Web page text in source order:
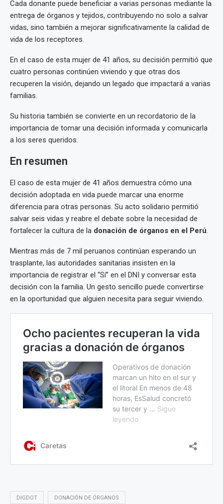
Cada donante puede beneficiar a varias personas mediante la
entrega de órganos y tejidos, contribuyendo no solo a salvar
vidas, sino también a mejorar significativamente la calidad de
vida de los receptores.
En el caso de esta mujer de 41 años, su decisión permitió que
cuatro personas continúen viviendo y que otras dos
recuperen la visión, dejando un legado que impactará a varias
familias.
Su historia también se convierte en un recordatorio de la
importancia de tomar una decisión informada y comunicarla
a los seres queridos.
En resumen
El caso de esta mujer de 41 años demuestra cómo una
decisión adoptada en vida puede marcar una enorme
diferencia para otras personas. Su acto solidario permitió
salvar seis vidas y reabre el debate sobre la necesidad de
fortalecer la cultura de la donación de órganos en el Perú.
Mientras más de 7 mil peruanos continúan esperando un
trasplante, las autoridades sanitarias insisten en la
importancia de registrar el “Sí” en el DNI y conversar esta
decisión con la familia. Un gesto sencillo puede convertirse
en la oportunidad que alguien necesita para seguir viviendo.
DIGDOT DONACIÓN DE ÓRGANOS